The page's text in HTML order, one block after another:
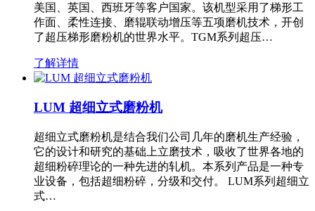
美国、英国、西班牙等客户国家。该机型采用了梯形工
作面、柔性连接、磨辊联动增压等五项磨机技术，开创
了超压梯形磨粉机的世界水平。TGM系列超压…
了解详情
LUM 超细立式磨粉机
超细立式磨粉机是结合我们公司几年的磨机生产经验，
它的设计和研究的基础上立磨技术，吸收了世界各地的
超细粉碎理论的一种先进的轧机。本系列产品是一种专
业设备，包括超细粉碎，分级和交付。 LUM系列超细立
式…